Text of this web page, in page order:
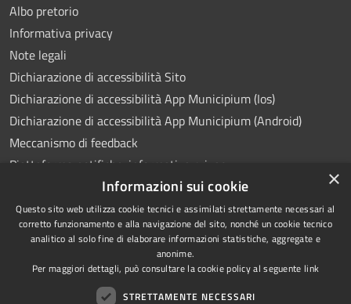
Albo pretorio
Informativa privacy
Note legali
Dichiarazione di accessibilità Sito
Dichiarazione di accessibilità App Municipium (Ios)
Dichiarazione di accessibilità App Municipium (Android)
Meccanismo di feedback
Piattaforma notifiche: informativa privacy
Videosorveglianza
×
Informazioni sui cookie
Questo sito web utilizza cookie tecnici e assimilati strettamente necessari al
corretto funzionamento e alla navigazione del sito, nonché un cookie tecnico
analitico al solo fine di elaborare informazioni statistiche, aggregate e
anonime.
Per maggiori dettagli, può consultare la cookie policy al seguente link
STRETTAMENTE NECESSARI